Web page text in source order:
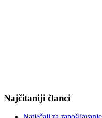
Najčitaniji članci